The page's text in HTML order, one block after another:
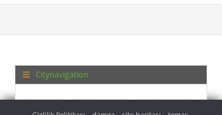
Citynavigation